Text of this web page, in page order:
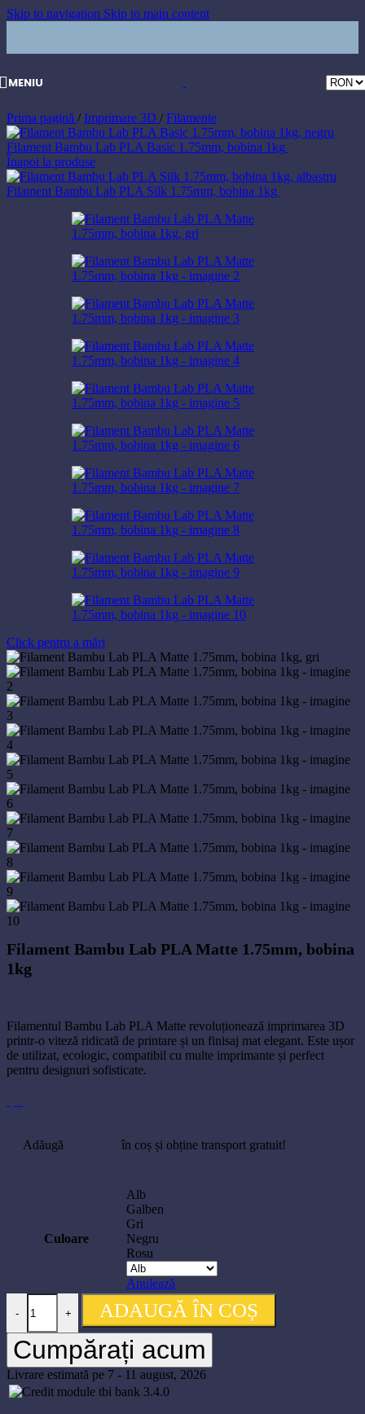
Skip to navigation Skip to main content
MENIU
Prima pagină / Imprimare 3D / Filamente
Filament Bambu Lab PLA Basic 1.75mm, bobina 1kg
Înapoi la produse
Filament Bambu Lab PLA Silk 1.75mm, bobina 1kg
Click pentru a mări
Filament Bambu Lab PLA Matte 1.75mm, bobina
1kg
Filamentul Bambu Lab PLA Matte revoluționează imprimarea 3D
printr-o viteză ridicată de printare și un finisaj mat elegant. Este ușor
de utilizat, ecologic, compatibil cu multe imprimante și perfect
pentru designuri sofisticate.
Adăugă în coș și obține transport gratuit!
Culoare
Alb
Galben
Gri
Negru
Rosu
Anulează
-
Cantitate Filament Bambu Lab PLA Matte 1.75mm, bobina 1kg
+ ADAUGĂ ÎN COȘ
Cumpărați acum
Livrare estimată pe 7 - 11 august, 2026